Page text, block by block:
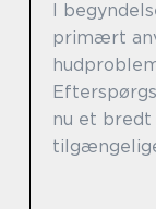
I
primært
nu et